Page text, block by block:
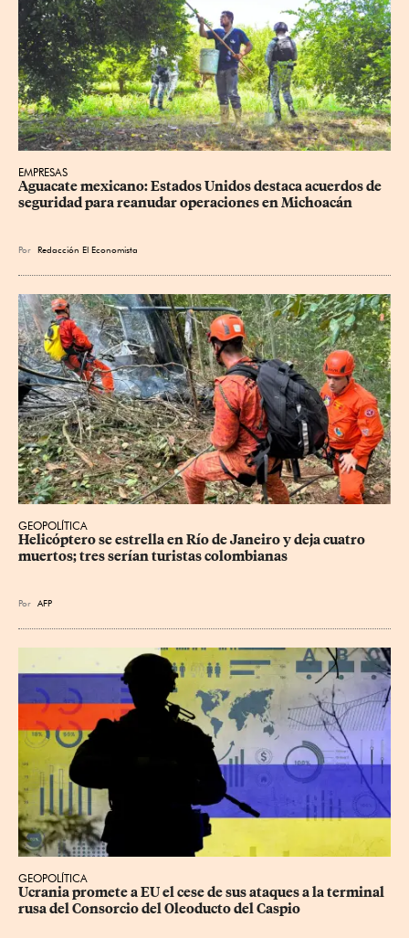
EMPRESAS
Aguacate mexicano: Estados Unidos destaca acuerdos de
seguridad para reanudar operaciones en Michoacán
Por Redacción El Economista
GEOPOLÍTICA
Helicóptero se estrella en Río de Janeiro y deja cuatro
muertos; tres serían turistas colombianas
Por AFP
GEOPOLÍTICA
Ucrania promete a EU el cese de sus ataques a la terminal
rusa del Consorcio del Oleoducto del Caspio